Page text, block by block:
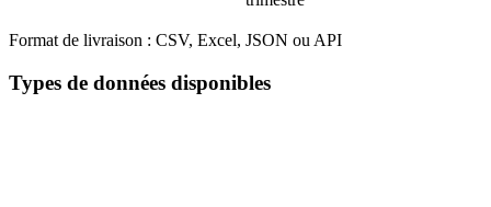
Format de livraison : CSV, Excel, JSON ou API
Types de données disponibles